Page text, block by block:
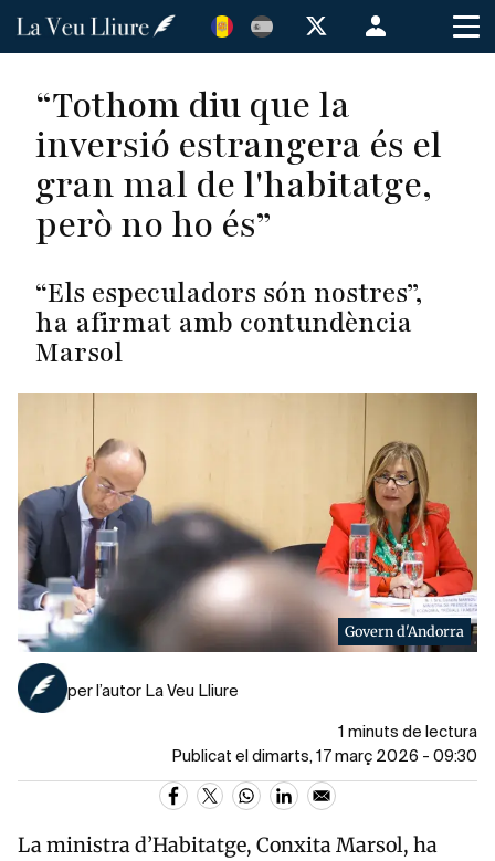
Vés
Menú
de
usuario
“Tothom diu que la
inversió estrangera és el
gran mal de l'habitatge,
però no ho és”
“Els especuladors són nostres”,
ha afirmat amb contundència
Marsol
Govern d'Andorra
per l’autor La Veu Lliure
1 minuts de lectura
Publicat el dimarts, 17 març 2026 - 09:30
La ministra d’Habitatge, Conxita Marsol, ha